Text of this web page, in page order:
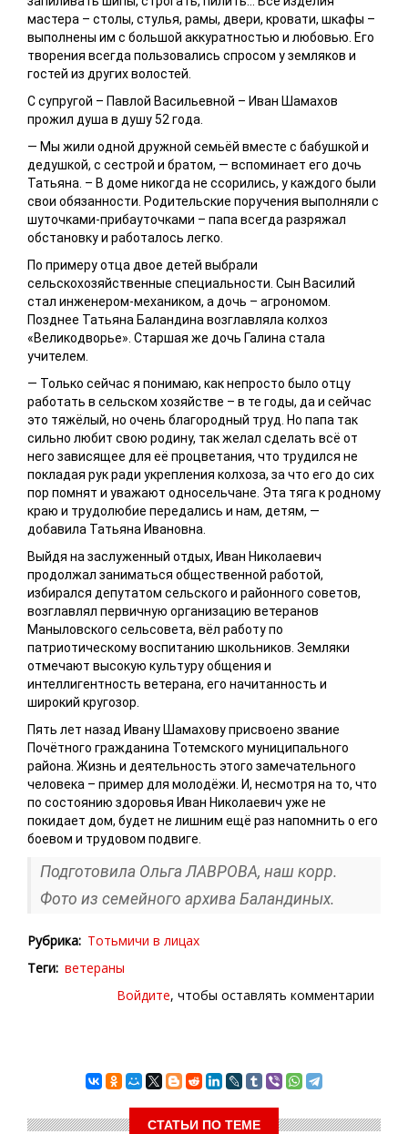
мастера – столы, стулья, рамы, двери, кровати, шкафы –
выполнены им с большой аккуратностью и любовью. Его
творения всегда пользовались спросом у земляков и
гостей из других волостей.
С супругой – Павлой Васильевной – Иван Шамахов
прожил душа в душу 52 года.
— Мы жили одной дружной семьёй вместе с бабушкой и
дедушкой, с сестрой и братом, — вспоминает его дочь
Татьяна. – В доме никогда не ссорились, у каждого были
свои обязанности. Родительские поручения выполняли с
шуточками-прибауточками – папа всегда разряжал
обстановку и работалось легко.
По примеру отца двое детей выбрали
сельскохозяйственные специальности. Сын Василий
стал инженером-механиком, а дочь – агрономом.
Позднее Татьяна Баландина возглавляла колхоз
«Великодворье». Старшая же дочь Галина стала
учителем.
— Только сейчас я понимаю, как непросто было отцу
работать в сельском хозяйстве – в те годы, да и сейчас
это тяжёлый, но очень благородный труд. Но папа так
сильно любит свою родину, так желал сделать всё от
него зависящее для её процветания, что трудился не
покладая рук ради укрепления колхоза, за что его до сих
пор помнят и уважают односельчане. Эта тяга к родному
краю и трудолюбие передались и нам, детям, —
добавила Татьяна Ивановна.
Выйдя на заслуженный отдых, Иван Николаевич
продолжал заниматься общественной работой,
избирался депутатом сельского и районного советов,
возглавлял первичную организацию ветеранов
Маныловского сельсовета, вёл работу по
патриотическому воспитанию школьников. Земляки
отмечают высокую культуру общения и
интеллигентность ветерана, его начитанность и
широкий кругозор.
Пять лет назад Ивану Шамахову присвоено звание
Почётного гражданина Тотемского муниципального
района. Жизнь и деятельность этого замечательного
человека – пример для молодёжи. И, несмотря на то, что
по состоянию здоровья Иван Николаевич уже не
покидает дом, будет не лишним ещё раз напомнить о его
боевом и трудовом подвиге.
Подготовила Ольга ЛАВРОВА, наш корр.
Фото из семейного архива Баландиных.
Рубрика Тотьмичи в лицах
Теги ветераны
Войдите, чтобы оставлять комментарии
СТАТЬИ ПО ТЕМЕ